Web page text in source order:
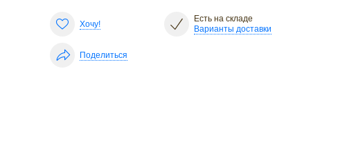
Хочу!
Есть на складе
Варианты доставки
Поделиться